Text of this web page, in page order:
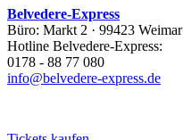
Belvedere-Express
Büro: Markt 2 · 99423 Weimar
Hotline Belvedere-Express:
0178 - 88 77 080
info@belvedere-express.de